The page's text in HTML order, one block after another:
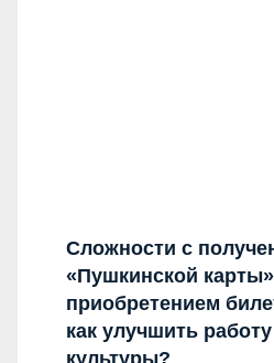
Сложности с
«Пушкинской
приобретением
как улучшить
культуры?